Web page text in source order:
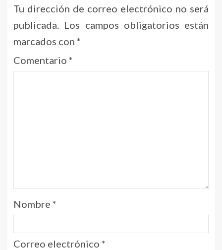
Tu dirección de correo electrónico no será
publicada.
Los campos obligatorios están
marcados con *
Comentario *
Nombre *
Correo electrónico *